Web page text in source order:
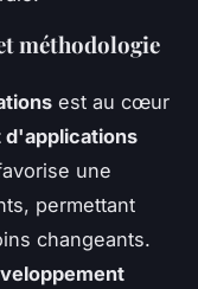
méthodologie
est au cœur
d'applications
une
permettant
changeants.